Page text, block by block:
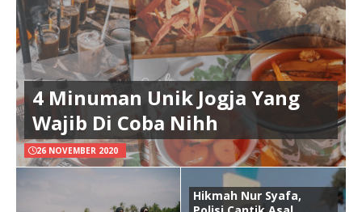
4 Minuman Unik Jogja Yang
Wajib Di Coba Nihh
26 NOVEMBER 2020
Hikmah Nur Syafa,